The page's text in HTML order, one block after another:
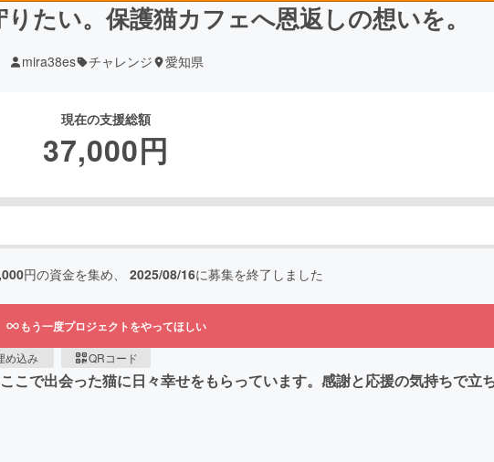
たい。保護猫カフェへ恩返しの想いを。
mira38es チャレンジ 愛知県
現在の支援総額
37,000円
円の資金を集め、 2025/08/16に募集を終了しました
もう一度プロジェクトをやってほしい
め込み QRコード
こで出会った猫に日々幸せをもらっています。感謝と応援の気持ちで立